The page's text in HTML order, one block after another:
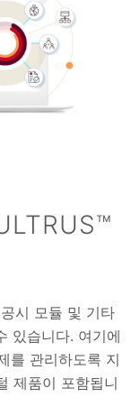
시 모듈 및 기타
있습니다. 여기에
를 관리하도록 지
제품이 포함됩니